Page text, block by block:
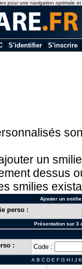
S'identifier S'inscrire
un
dessus
smilies
Ajouter un
perso :
Présentation sur 3
: Code :
A B C D E F G H I J K
pour une navigation optimale